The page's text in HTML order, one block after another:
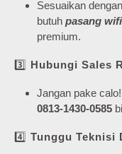
Sesuaikan
butuh pasang
premium.
3️⃣ Hubungi Sales
Jangan pake
0813-1430-0585
4️⃣ Tunggu Teknisi